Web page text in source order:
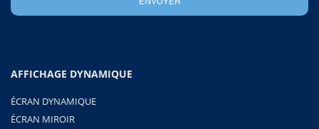
AFFICHAGE DYNAMIQUE
ÉCRAN DYNAMIQUE
ÉCRAN MIROIR